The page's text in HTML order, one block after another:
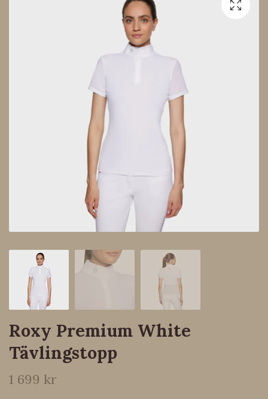
Roxy Premium White
Tävlingstopp
1 699 kr